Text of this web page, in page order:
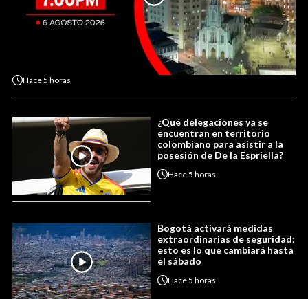
Hace5 horas
¿Qué delegaciones ya se
encuentran en territorio
colombiano para asistir a la
posesión de De la Espriella?
Hace5 horas
Bogotá activará medidas
extraordinarias de seguridad:
esto es lo que cambiará hasta
el sábado
Hace5 horas